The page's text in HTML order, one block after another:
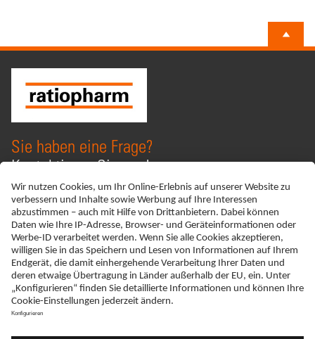
Sie haben eine Frage?
Kontaktieren Sie uns!
KONTAKT
Schreiben Sie uns
ADRESSE
ratiopharm Arzneimittel Vertriebs-GmbH
Donau-City-Straße 11, Ares Tower, Top 13
1220 Wien